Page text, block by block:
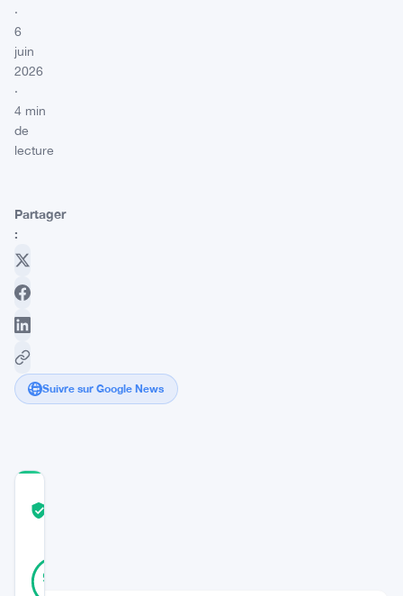
·
6
juin
2026
·
4 min
de
lecture
Partager
:
Suivre sur Google News
92